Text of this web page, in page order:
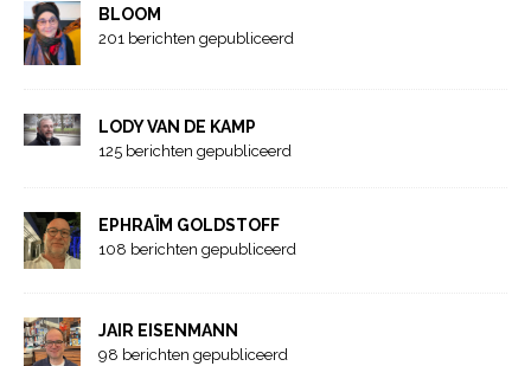
BLOOM
201 berichten gepubliceerd
LODY VAN DE KAMP
125 berichten gepubliceerd
EPHRAÏM GOLDSTOFF
108 berichten gepubliceerd
JAIR EISENMANN
98 berichten gepubliceerd